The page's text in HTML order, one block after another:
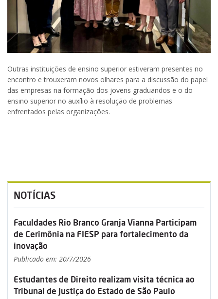
Outras instituições de ensino superior estiveram presentes no
encontro e trouxeram novos olhares para a discussão do papel
das empresas na formação dos jovens graduandos e o do
ensino superior no auxílio à resolução de problemas
enfrentados pelas organizações.
NOTÍCIAS
Faculdades Rio Branco Granja Vianna Participam
de Cerimônia na FIESP para fortalecimento da
inovação
Publicado em: 20/7/2026
Estudantes de Direito realizam visita técnica ao
Tribunal de Justiça do Estado de São Paulo